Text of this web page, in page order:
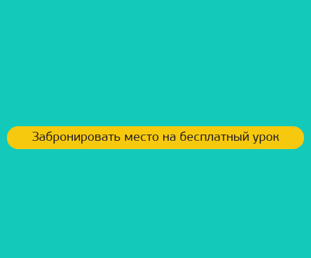
Забронировать место на бесплатный урок